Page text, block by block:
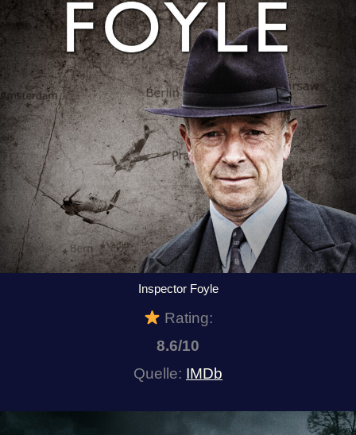
Inspector Foyle
Rating:
8.6/10
Quelle: IMDb